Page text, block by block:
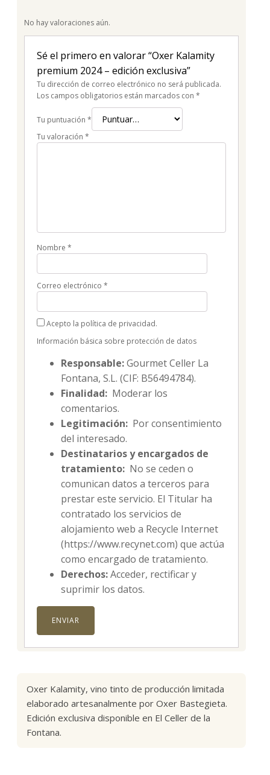
Oxer Kalamity, vino tinto de producción limitada
elaborado artesanalmente por Oxer Bastegieta.
Edición exclusiva disponible en El Celler de la
Fontana.
No hay valoraciones aún.
Sé el primero en valorar “Oxer Kalamity
premium 2024 – edición exclusiva”
Tu dirección de correo electrónico no será publicada.
Los campos obligatorios están marcados con *
Tu puntuación *
Tu valoración *
Nombre *
Correo electrónico *
Acepto la política de privacidad.
Información básica sobre protección de datos
Responsable:Gourmet Celler La
Fontana, S.L. (CIF: B56494784).
Finalidad: Moderar los
comentarios.
Legitimación: Por consentimiento
del interesado.
Destinatarios y encargados de
tratamiento: No se ceden o
comunican datos a terceros para
prestar este servicio. El Titular ha
contratado los servicios de
alojamiento web a Recycle Internet
(https://www.recynet.com) que actúa
como encargado de tratamiento.
Derechos:Acceder, rectificar y
suprimir los datos.